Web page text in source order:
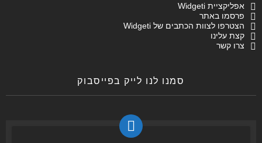
אפליקציית Widgeti
פרסמו באתר
הצטרפו לצוות הכתבים של Widgeti
קצת עלינו
צרו קשר
סמנו לנו לייק בפייסבוק